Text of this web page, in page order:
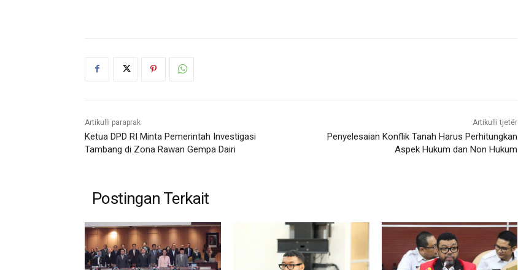
Artikulli paraprak
Ketua DPD RI Minta Pemerintah Investigasi
Tambang di Zona Rawan Gempa Dairi
Artikulli tjetër
Penyelesaian Konflik Tanah Harus Perhitungkan
Aspek Hukum dan Non Hukum
Postingan Terkait